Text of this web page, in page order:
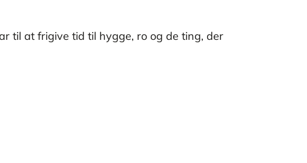
til at frigive tid til hygge, ro og de ting, der